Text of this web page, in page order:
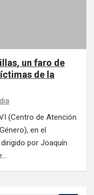
un faro de
de la
(Centro de Atención
en el
por Joaquín